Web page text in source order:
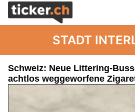
STADT
Schweiz: Neue Littering-
achtlos weggeworfene